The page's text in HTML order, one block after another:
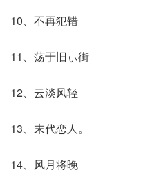
10、不再犯错
11、荡于旧ぃ街
12、云淡风轻
13、末代恋人。
14、风月将晚